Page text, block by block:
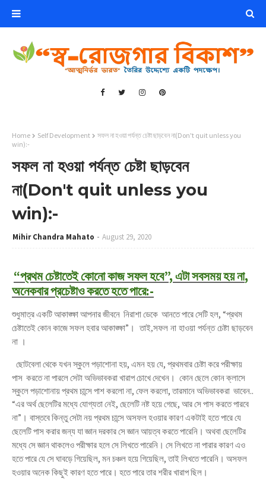
Home Self Development
সফল না হওয়া পর্যন্ত চেষ্টা ছাড়বেন না(Don't quit unless you
win):-
সফল না হওয়া পর্যন্ত চেষ্টা ছাড়বেন
না(Don't quit unless you
win):-
Mihir Chandra Mahato August 29, 2020
“প্রথম চেষ্টাতেই কোনো কাজ সফল হবে”,এটা সবসময় হয় না,
অনেকবার প্রচেষ্টাও করতে হতে পারে:-
শুধুমাত্র একটি আকাঙ্ক্ষা আপনার জীবনে নিরাশা ডেকে আনতে পারে সেটি হল, “প্রথম
চেষ্টাতেই কোন কাজে সফল হবার আকাঙ্ক্ষা” । তাই,সফল না হাওয়া পর্যন্ত চেষ্টা ছাড়বেন
না ।
ছোটবেলা থেকে যখন স্কুলে পড়াশোনা হয়, এমন হয় যে, প্রথমবার চেষ্টা করে পরীক্ষায়
পাস করতে না পারলে সেটা অভিভাবকরা খারাপ চোখে দেখেন । কোন ছেলে কোন ক্লাসে
স্কুলে পড়াশোনায় প্রথম চান্সে পাশ করলো না, ফেল করলো,তারমানে অভিভাবকরা ভাবেন..
“এর অর্থ ছেলেটির মধ্যে যোগ্যতা নেই, ছেলেটি নষ্ট হয়ে গেছে, আর সে পাস করতে পারবে
না” । বাস্তবে কিন্তু সেটা নয় প্রথম চান্সে অসফল হওয়ার কারণ একটাই হতে পারে যে
ছেলেটি পাস করার জন্য যা জ্ঞান দরকার সে জ্ঞান আয়ত্ব করতে পারেনি । অথবা ছেলেটির
মধ্যে সে জ্ঞান থাকলেও পরীক্ষার হলে সে লিখতে পারেনি । সে লিখতে না পারার কারণ এও
হতে পারে যে সে ঘাবড়ে গিয়েছিল, মন চঞ্চল হয়ে গিয়েছিল,তাই লিখতে পারেনি । অসফল
হওয়ার অনেক কিছুই কারণ হতে পারে । হতে পারে তার শরীর খারাপ ছিল ।